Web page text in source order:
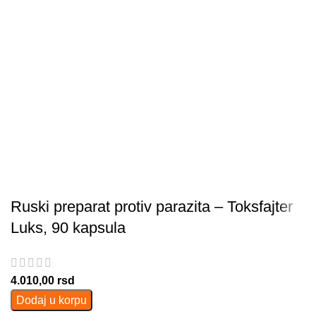
Ruski preparat protiv parazita – Toksfajter
Luks, 90 kapsula
4.010,00 rsd
Dodaj u korpu